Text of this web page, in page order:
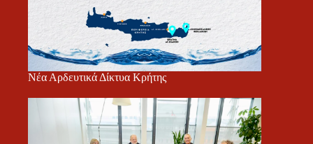
Νέα Αρδευτικά Δίκτυα Κρήτης